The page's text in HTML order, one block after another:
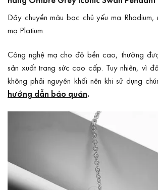
Dây chuyền màu bạc chủ yếu mạ
mạ Platium.
Công nghệ mạ cho độ bền cao, thường
sản xuất trang sức cao cấp. Tuy nhiên, vì
không phải nguyên khối nên khi sử dụng
hướng dẫn bảo quản.